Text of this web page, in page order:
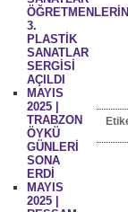
3.
PLASTİK
SANATLAR
SERGİSİ
AÇILDI
MAYIS
2025 |
TRABZON
ÖYKÜ
GÜNLERİ
SONA
ERDİ
MAYIS
2025 |